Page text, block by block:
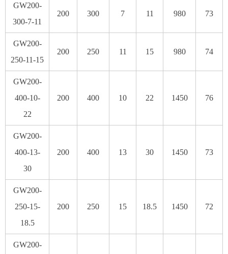
GW200-
300-7-11
200 300 7 11 980 73
GW200-
250-11-15
200 250 11 15 980 74
GW200-
400-10-
22
200 400 10 22 1450 76
GW200-
400-13-
30
200 400 13 30 1450 73
GW200-
250-15-
18.5
200 250 15 18.5 1450 72
GW200-